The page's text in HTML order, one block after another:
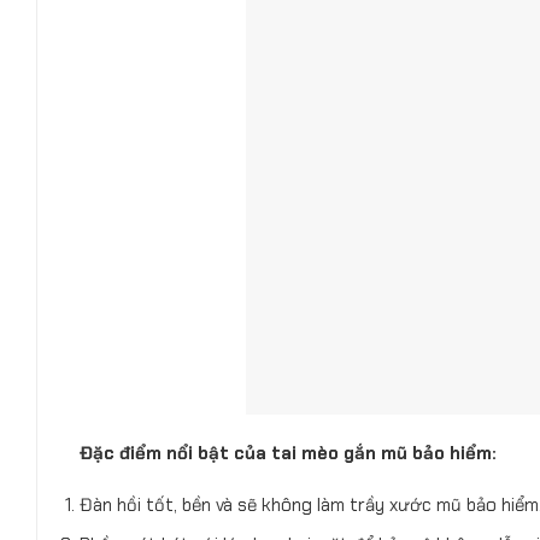
Đặc điểm nổi bật của tai mèo gắn mũ bảo hiểm:
Đàn hồi tốt, bền và sẽ không làm trầy xước mũ bảo